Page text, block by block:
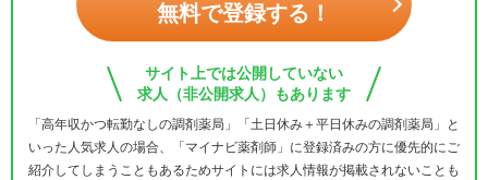
無料で登録する！
サイト上では公開していない
求人（非公開求人）もあります
「高年収かつ転勤なしの調剤薬局」「土日休み＋平日休みの調剤薬局」と
いった人気求人の場合、「マイナビ薬剤師」に登録済みの方に優先的にご
紹介してしまうこともあるためサイトには求人情報が掲載されないことも